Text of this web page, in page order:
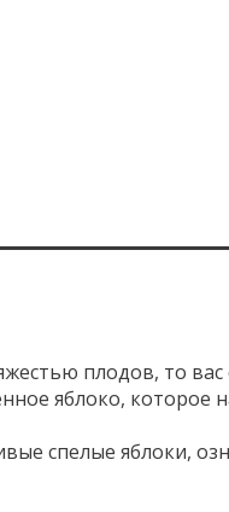
плодов, то
яблоко, которое
спелые яблоки,